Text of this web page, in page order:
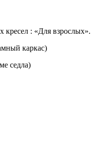
: «Для взрослых».
каркас)
седла)